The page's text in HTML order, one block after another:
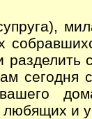
разделить
сегодня
любящих и